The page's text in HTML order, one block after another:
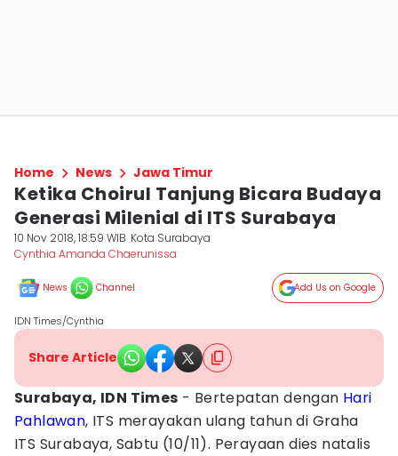
Home News Jawa Timur
Ketika Choirul Tanjung Bicara Budaya
Generasi Milenial di ITS Surabaya
10 Nov 2018, 18:59 WIB Kota Surabaya
Cynthia Amanda Chaerunissa
News Channel Add Us on Google
IDN Times/Cynthia
Share Article
Surabaya, IDN Times - Bertepatan dengan Hari
Pahlawan, ITS merayakan ulang tahun di Graha
ITS Surabaya, Sabtu (10/11). Perayaan dies natalis